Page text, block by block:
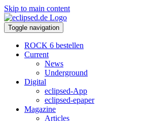
Skip to main content
Toggle navigation
ROCK 6 bestellen
Current
News
Underground
Digital
eclipsed-App
eclipsed-epaper
Magazine
Articles